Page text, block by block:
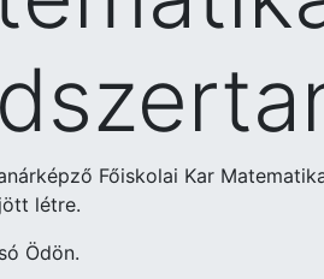
Főiskolai Kar
létre.
Ödön.